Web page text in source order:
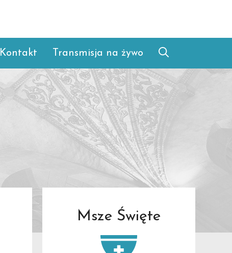
Kontakt Transmisja na żywo
Msze Święte